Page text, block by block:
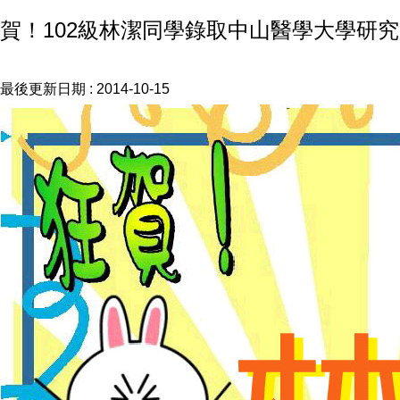
賀！102級林潔同學錄取中山醫學大學研
最後更新日期 : 2014-10-15